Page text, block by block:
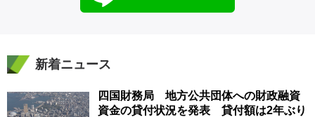
新着ニュース
四国財務局 地方公共団体への財政融資
資金の貸付状況を発表 貸付額は2年ぶり